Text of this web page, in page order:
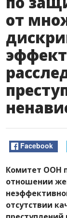
от
Facebook
Комитет ООН
отношении
отсутствии